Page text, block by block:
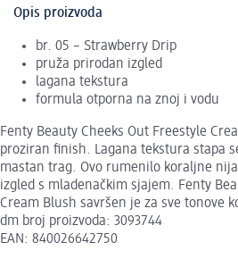
Opis proizvoda
br. 05 – Strawberry Drip
pruža prirodan izgled
lagana tekstura
formula otporna na znoj i vodu
Fenty Beauty Cheeks Out Freestyle
proziran finish. Lagana tekstura stapa
mastan trag. Ovo rumenilo koraljne
izgled s mladenačkim sjajem. Fenty
Cream Blush savršen je za sve tonove
dm broj proizvoda: 3093744
EAN: 840026642750